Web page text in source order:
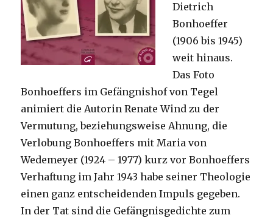
Dietrich
Bonhoeffer
(1906 bis 1945)
weit hinaus.
Das Foto
Bonhoeffers im Gefängnishof von Tegel
animiert die Autorin Renate Wind zu der
Vermutung, beziehungsweise Ahnung, die
Verlobung Bonhoeffers mit Maria von
Wedemeyer (1924 – 1977) kurz vor Bonhoeffers
Verhaftung im Jahr 1943 habe seiner Theologie
einen ganz entscheidenden Impuls gegeben.
In der Tat sind die Gefängnisgedichte zum